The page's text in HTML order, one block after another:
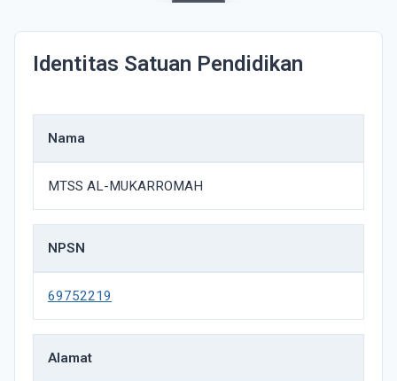
Identitas Satuan Pendidikan
Nama
MTSS AL-MUKARROMAH
NPSN
69752219
Alamat